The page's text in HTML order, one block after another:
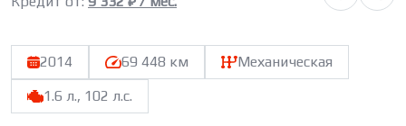
2014 69 448 км
Механическая
1.6 л., 102 л.с.